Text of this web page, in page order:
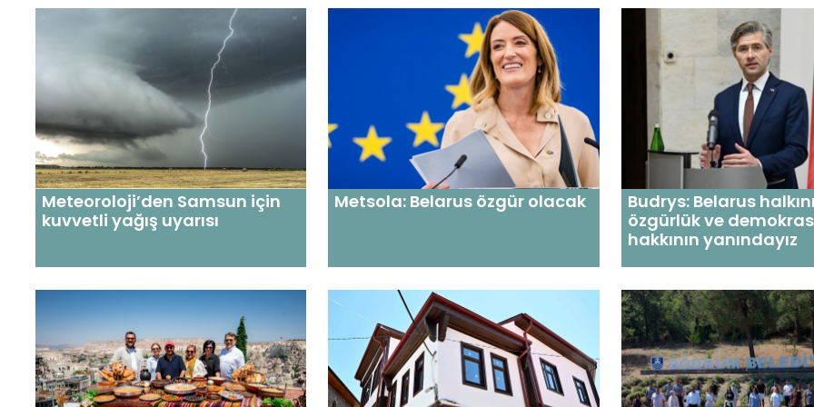
Meteoroloji’den Samsun için
kuvvetli yağış uyarısı
Metsola: Belarus özgür olacak
Budrys: Belarus
özgürlük ve
hakkının yanındayız